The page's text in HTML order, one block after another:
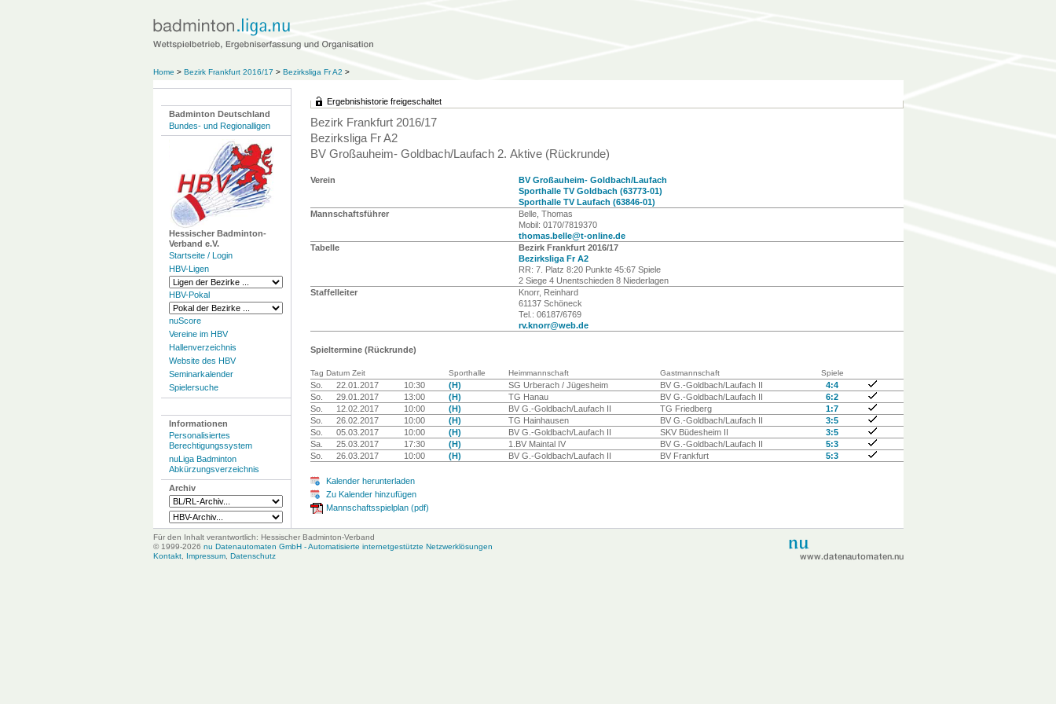
Home > Bezirk Frankfurt 2016/17 > Bezirksliga Fr A2 >
Badminton Deutschland
Bundes- und Regionalligen
Hessischer Badminton-
Verband e.V.
Startseite / Login
HBV-Ligen
HBV-Pokal
nuScore
Vereine im HBV
Hallenverzeichnis
Website des HBV
Seminarkalender
Spielersuche
Informationen
Personalisiertes
Berechtigungssystem
nuLiga Badminton
Abkürzungsverzeichnis
Archiv
Ergebnishistorie freigeschaltet
Bezirk Frankfurt 2016/17
Bezirksliga Fr A2
BV Großauheim- Goldbach/Laufach 2. Aktive (Rückrunde)
Verein
BV Großauheim- Goldbach/Laufach
Sporthalle TV Goldbach (63773-01)
Sporthalle TV Laufach (63846-01)
Mannschaftsführer
Belle, Thomas
Mobil: 0170/7819370
thomas.belle@t-online.de
Tabelle
Bezirk Frankfurt 2016/17
Bezirksliga Fr A2
RR: 7. Platz 8:20 Punkte 45:67 Spiele
2 Siege 4 Unentschieden 8 Niederlagen
Staffelleiter
Knorr, Reinhard
61137 Schöneck
Tel.: 06187/6769
rv.knorr@web.de
Spieltermine (Rückrunde)
Tag Datum Zeit Sporthalle Heimmannschaft Gastmannschaft Spiele
So. 22.01.2017 10:30 (H) SG Urberach / Jügesheim BV G.-Goldbach/Laufach II
4:4
So.
29.01.2017 13:00 (H) TG Hanau BV G.-Goldbach/Laufach II
6:2
So.
12.02.2017 10:00 (H) BV G.-Goldbach/Laufach II TG Friedberg
1:7
So.
26.02.2017 10:00 (H) TG Hainhausen BV G.-Goldbach/Laufach II
3:5
So.
05.03.2017 10:00 (H) BV G.-Goldbach/Laufach II SKV Büdesheim II
3:5
Sa.
25.03.2017 17:30 (H) 1.BV Maintal IV BV G.-Goldbach/Laufach II
5:3
So.
26.03.2017 10:00 (H) BV G.-Goldbach/Laufach II BV Frankfurt 5:3
Kalender herunterladen
Zu Kalender hinzufügen
Mannschaftsspielplan (pdf)
Für den Inhalt verantwortlich: Hessischer Badminton-Verband
© 1999-2026 nu Datenautomaten GmbH - Automatisierte internetgestützte Netzwerklösungen
Kontakt, Impressum, Datenschutz